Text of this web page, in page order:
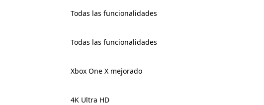
Todas las funcionalidades
Todas las funcionalidades
Xbox One X mejorado
4K Ultra HD